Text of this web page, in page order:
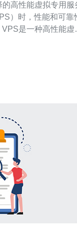
高性能虚拟专用服
是一种高性能虚
际骨干网络，具有高